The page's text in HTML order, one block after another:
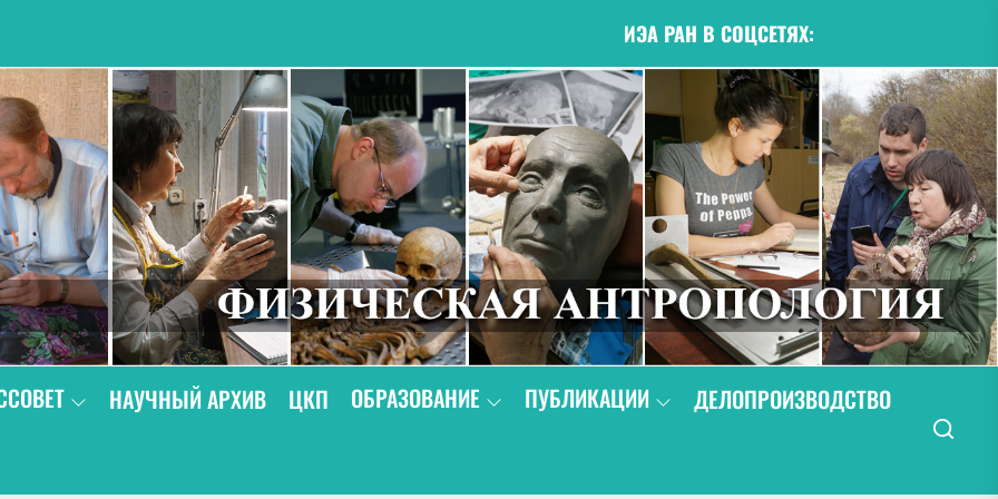
ИЭА РАН В СОЦСЕТЯХ:
НАУЧНЫЙ АРХИВ ЦКП ОБРАЗОВАНИЕ ПУБЛИКАЦИИ
ДЕЛОПРОИЗВОДСТВО